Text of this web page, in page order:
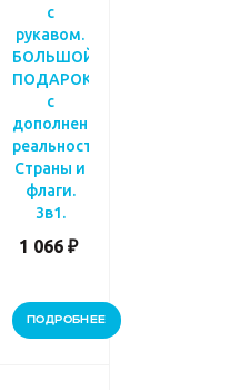
с
рукавом.
БОЛЬШОЙ
ПОДАРОК
с
дополненной
реальностью.
Страны и
флаги.
3в1.
1 066 ₽
ПОДРОБНЕЕ